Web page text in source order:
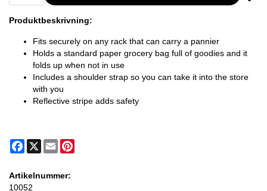
Produktbeskrivning:
Fits securely on any rack that can carry a pannier
Holds a standard paper grocery bag full of goodies and it
folds up when not in use
Includes a shoulder strap so you can take it into the store
with you
Reflective stripe adds safety
Facebook
X Email
Artikelnummer:
10052